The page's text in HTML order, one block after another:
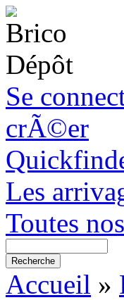
Se
crÃ©er
Les
Toutes
Accueil »